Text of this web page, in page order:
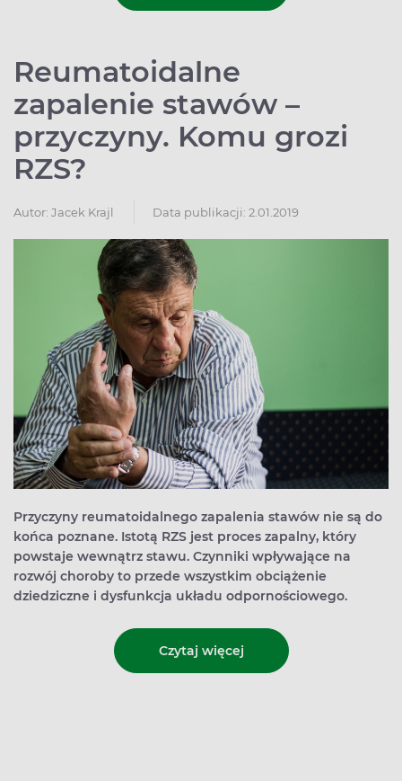
Reumatoidalne
zapalenie stawów –
przyczyny. Komu grozi
RZS?
Autor: Jacek Krajl Data publikacji: 2.01.2019
Przyczyny reumatoidalnego zapalenia stawów nie są do
końca poznane. Istotą RZS jest proces zapalny, który
powstaje wewnątrz stawu. Czynniki wpływające na
rozwój choroby to przede wszystkim obciążenie
dziedziczne i dysfunkcja układu odpornościowego.
Czytaj więcej